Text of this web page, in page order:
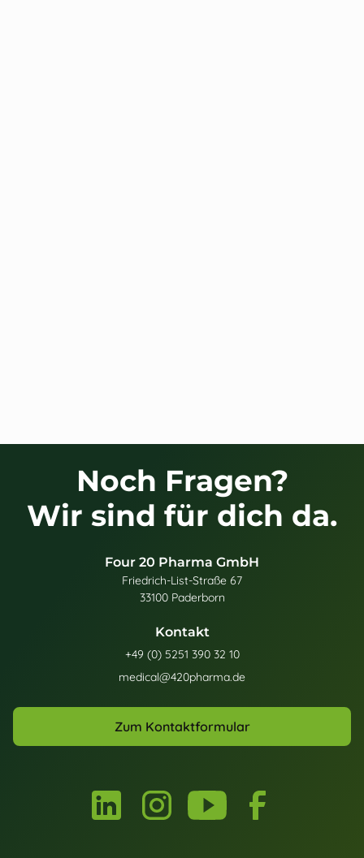
Noch Fragen?
Wir sind für dich da.
Four 20 Pharma GmbH
Friedrich-List-Straße 67
33100 Paderborn
Kontakt
+49 (0) 5251 390 32 10
medical@420pharma.de
Zum Kontaktformular